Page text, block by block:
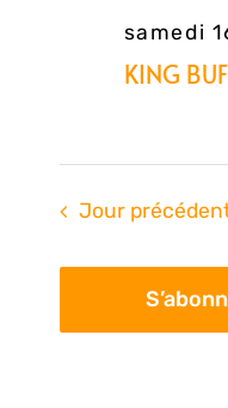
samedi
KING
Jour